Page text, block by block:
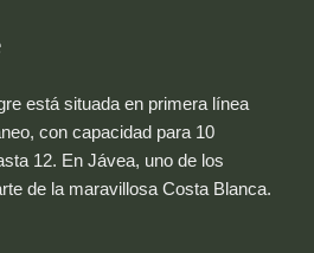
está situada en primera línea
con capacidad para 10
12. En Jávea, uno de los
de la maravillosa Costa Blanca.